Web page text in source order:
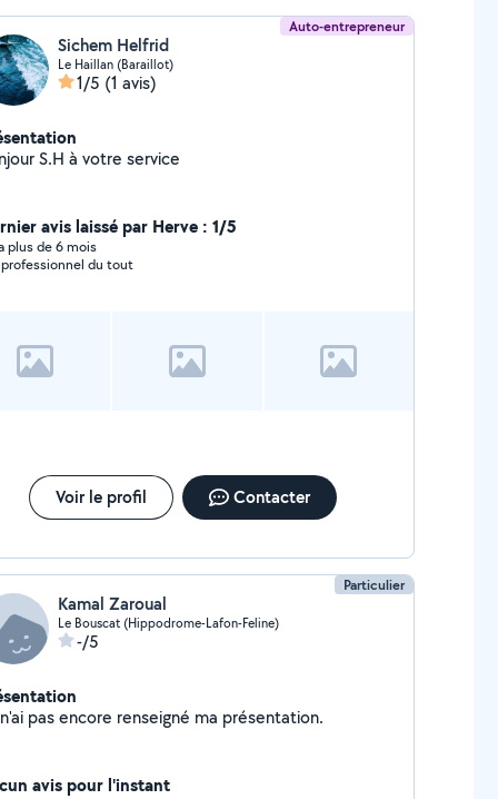
Auto-entrepreneur
Sichem Helfrid
Le Haillan (Baraillot)
1/5 (1 avis)
S.H à votre service
avis laissé par Herve : 1/5
plus de 6 mois
professionnel du tout
Voir le profil Contacter
Particulier
Kamal Zaroual
Le Bouscat (Hippodrome-Lafon-Feline)
-/5
Je n'ai pas encore renseigné ma présentation.
avis pour l'instant